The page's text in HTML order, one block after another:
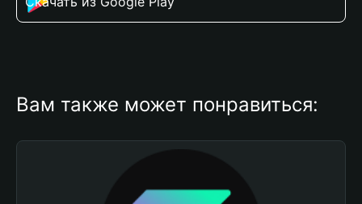
Вам также может понравиться: